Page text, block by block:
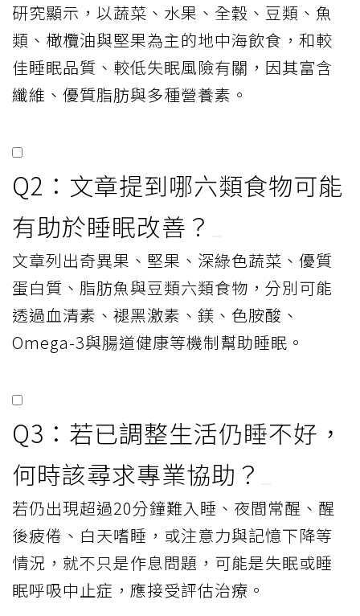
研究顯示，以蔬菜、水果、全穀、豆類、魚
類、橄欖油與堅果為主的地中海飲食，和較
佳睡眠品質、較低失眠風險有關，因其富含
纖維、優質脂肪與多種營養素。
Q2：文章提到哪六類食物可能
有助於睡眠改善？
文章列出奇異果、堅果、深綠色蔬菜、優質
蛋白質、脂肪魚與豆類六類食物，分別可能
透過血清素、褪黑激素、鎂、色胺酸、
Omega-3與腸道健康等機制幫助睡眠。
Q3：若已調整生活仍睡不好，
何時該尋求專業協助？
若仍出現超過20分鐘難入睡、夜間常醒、醒
後疲倦、白天嗜睡，或注意力與記憶下降等
情況，就不只是作息問題，可能是失眠或睡
眠呼吸中止症，應接受評估治療。